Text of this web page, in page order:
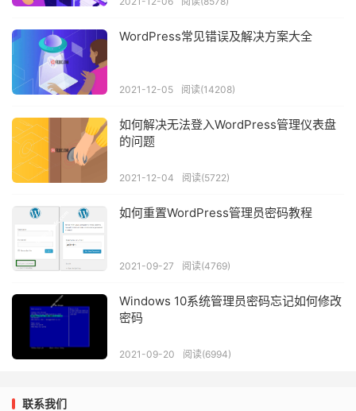
WordPress常见错误及解决方案大全
2021-12-05 阅读(14208)
如何解决无法登入WordPress管理仪表盘
的问题
2021-12-04 阅读(5722)
如何重置WordPress管理员密码教程
2021-09-27 阅读(4769)
Windows 10系统管理员密码忘记如何修改
密码
2021-09-20 阅读(6994)
联系我们